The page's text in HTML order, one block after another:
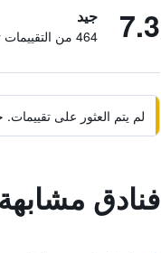
7.3 جيد
464 من التقييمات تم التحقق منها
لم يتم العثور على
فنادق